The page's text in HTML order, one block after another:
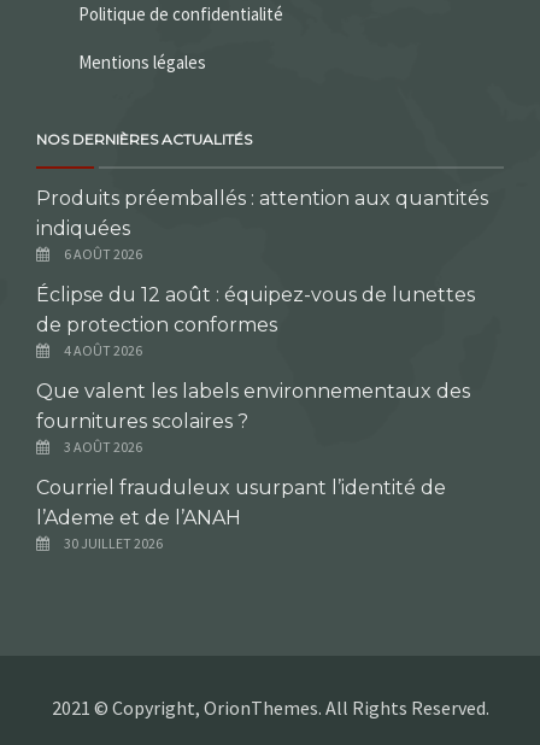
Politique de confidentialité
Mentions légales
NOS DERNIÈRES ACTUALITÉS
Produits préemballés : attention aux quantités
indiquées
6 AOÛT 2026
Éclipse du 12 août : équipez-vous de lunettes
de protection conformes
4 AOÛT 2026
Que valent les labels environnementaux des
fournitures scolaires ?
3 AOÛT 2026
Courriel frauduleux usurpant l’identité de
l’Ademe et de l’ANAH
30 JUILLET 2026
2021 © Copyright, OrionThemes. All Rights Reserved.